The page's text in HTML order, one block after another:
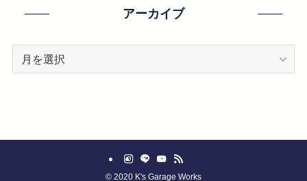
アーカイブ
© 2020 K's Garage Works